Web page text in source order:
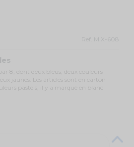
Ref. MIX-608
8, dont deux bleus, deux couleurs
jaunes. Les articles sont en carton
pastels, il y a marqué en blanc